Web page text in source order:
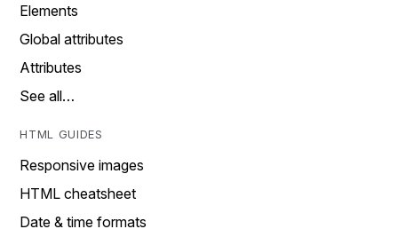
Elements
Global attributes
Attributes
See all…
HTML GUIDES
Responsive images
HTML cheatsheet
Date & time formats